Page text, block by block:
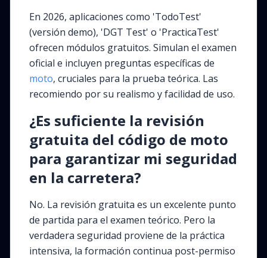
En 2026, aplicaciones como 'TodoTest'
(versión demo), 'DGT Test' o 'PracticaTest'
ofrecen módulos gratuitos. Simulan el examen
oficial e incluyen preguntas específicas de
moto, cruciales para la prueba teórica. Las
recomiendo por su realismo y facilidad de uso.
¿Es suficiente la revisión
gratuita del código de moto
para garantizar mi seguridad
en la carretera?
No. La revisión gratuita es un excelente punto
de partida para el examen teórico. Pero la
verdadera seguridad proviene de la práctica
intensiva, la formación continua post-permiso